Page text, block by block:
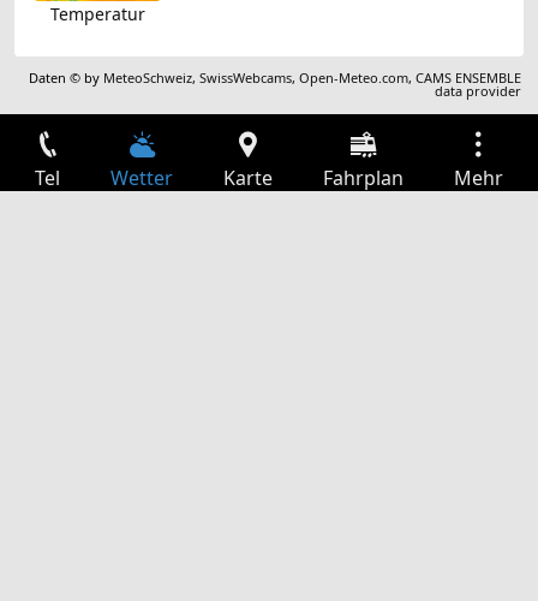
Temperatur
Daten © by MeteoSchweiz,SwissWebcams,Open-Meteo.com,CAMS ENSEMBLE
data provider
Tel Wetter Karte Fahrplan Mehr